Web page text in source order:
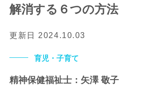
解消する６つの方法
更新日 2024.10.03
育児・子育て
精神保健福祉士：矢澤 敬子